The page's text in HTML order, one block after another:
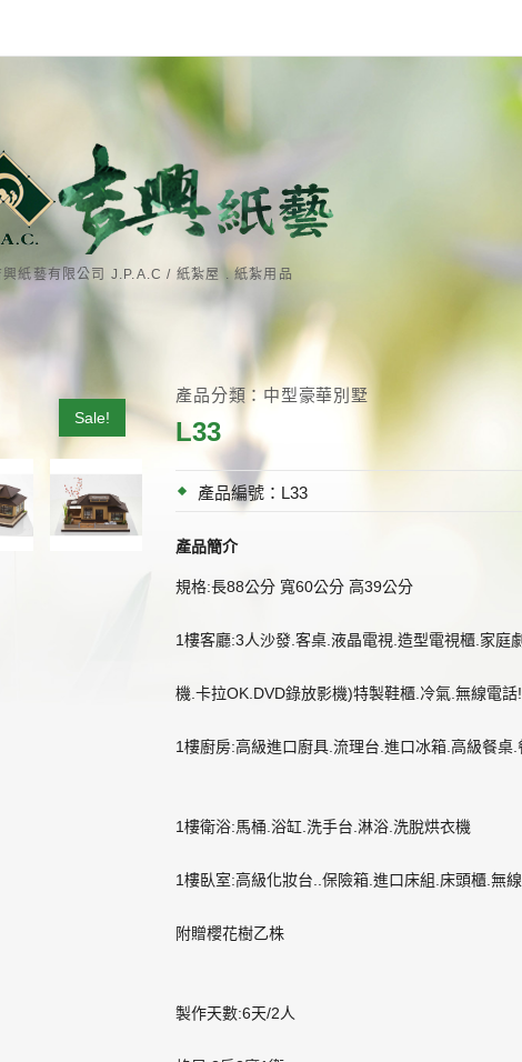
興紙藝有限公司 J.P.A.C / 紙紮屋 . 紙紮用品
Sale!
產品分類：中型豪華別墅
L33
產品編號：L33
產品簡介
規格:長88公分 寬60公分 高39公分
1樓客廳:3人沙發.客桌.液晶電視.造型電視櫃.家庭
機.卡拉OK.DVD錄放影機)特製鞋櫃.冷氣.無線電話!
1樓廚房:高級進口廚具.流理台.進口冰箱.高級餐桌
1樓衛浴:馬桶.浴缸.洗手台.淋浴.洗脫烘衣機
1樓臥室:高級化妝台..保險箱.進口床組.床頭櫃.無
附贈櫻花樹乙株
製作天數:6天/2人